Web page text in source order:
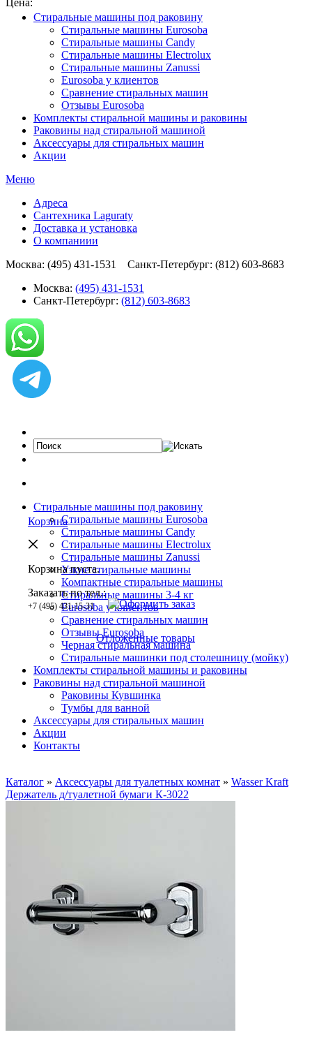
Стиральные машины под раковину
Стиральные машины Eurosoba
Стиральные машины Candy
Стиральные машины Electrolux
Стиральные машины Zanussi
Eurosoba у клиентов
Сравнение стиральных машин
Отзывы Eurosoba
Комплекты стиральной машины и раковины
Раковины над стиральной машиной
Аксесcуары для стиральных машин
Акции
Меню
Адреса
Сантехника Laguraty
Доставка и установка
О компаниии
Москва: (495) 431-1531 Санкт-Петербург: (812) 603-8683
Москва: (495) 431-1531
Санкт-Петербург: (812) 603-8683
Корзина
Корзина пуста.
Заказать по тел.:
+7 (495) 431-15-31
Отложенные товары
Стиральные машины под раковину
Стиральные машины Eurosoba
Стиральные машины Candy
Стиральные машины Electrolux
Стиральные машины Zanussi
Узкие стиральные машины
Компактные стиральные машины
Cтиральные машины 3-4 кг
Eurosoba у клиентов
Сравнение стиральных машин
Отзывы Eurosoba
Черная стиральная машина
Стиральные машинки под столешницу (мойку)
Комплекты стиральной машины и раковины
Раковины над стиральной машиной
Раковины Кувшинка
Тумбы для ванной
Аксесcуары для стиральных машин
Акции
Контакты
Каталог » Аксесcуары для туалетных комнат » Wasser Kraft
Держатель д/туалетной бумаги К-3022
Цена: